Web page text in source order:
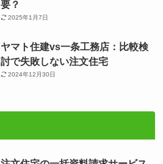
要？
2025年1月7日
ヤマト住建vs一条工務店：比較検
討で失敗しない注文住宅
2024年12月30日